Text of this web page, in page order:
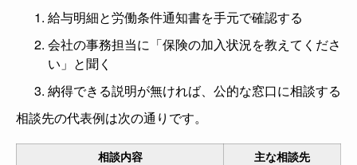
給与明細と労働条件通知書を手元で確認する
会社の事務担当に「保険の加入状況を教えてくださ
い」と聞く
納得できる説明が無ければ、公的な窓口に相談する
相談先の代表例は次の通りです。
相談内容
主な相談先